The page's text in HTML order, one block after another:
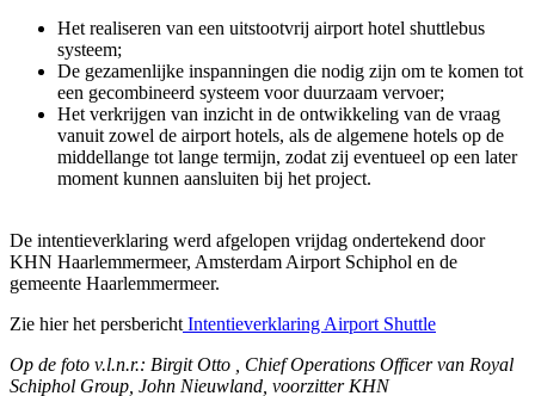
Het realiseren van een uitstootvrij airport hotel shuttlebus
systeem;
De gezamenlijke inspanningen die nodig zijn om te komen tot
een gecombineerd systeem voor duurzaam vervoer;
Het verkrijgen van inzicht in de ontwikkeling van de vraag
vanuit zowel de airport hotels, als de algemene hotels op de
middellange tot lange termijn, zodat zij eventueel op een later
moment kunnen aansluiten bij het project.
De intentieverklaring werd afgelopen vrijdag ondertekend door
KHN Haarlemmermeer, Amsterdam Airport Schiphol en de
gemeente Haarlemmermeer.
Zie hier het persbericht Intentieverklaring Airport Shuttle
Op de foto v.l.n.r.: Birgit Otto , Chief Operations Officer van Royal
Schiphol Group, John Nieuwland, voorzitter KHN